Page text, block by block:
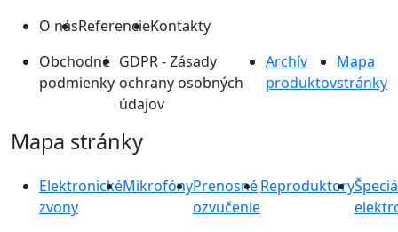
O násReferencieKontakty
Obchodné
podmienky
GDPR - Zásady
ochrany osobných
údajov
Archív
produktov
Mapa
stránky
Mapa stránky
Elektronické
zvony
MikrofónyPrenosné
ozvučenie
Reproduktory